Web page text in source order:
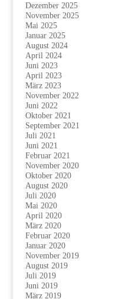
Dezember 2025
November 2025
Mai 2025
Januar 2025
August 2024
April 2024
Juni 2023
April 2023
März 2023
November 2022
Juni 2022
Oktober 2021
September 2021
Juli 2021
Juni 2021
Februar 2021
November 2020
Oktober 2020
August 2020
Juli 2020
Mai 2020
April 2020
März 2020
Februar 2020
Januar 2020
November 2019
August 2019
Juli 2019
Juni 2019
März 2019